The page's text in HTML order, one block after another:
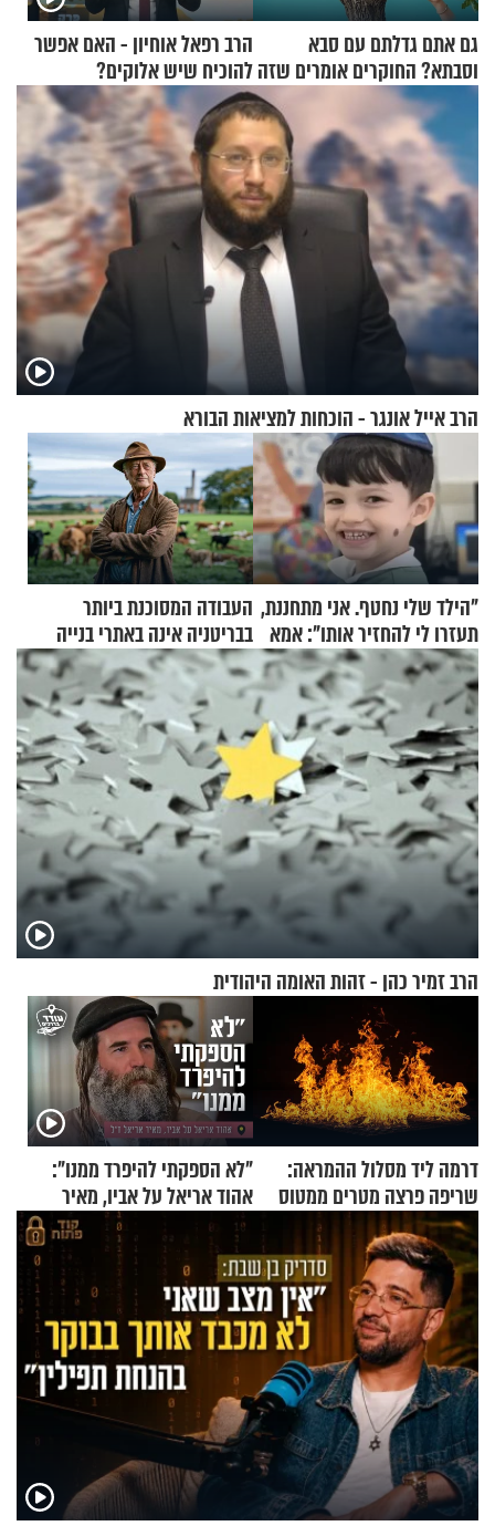
גם אתם גדלתם עם סבא
וסבתא? החוקרים אומרים שזה
מתכון מנצח
הרב רפאל אוחיון - האם אפשר
להוכיח שיש אלוקים?
הרב אייל אונגר - הוכחות למציאות הבורא
"הילד שלי נחטף. אני מתחננת,
תעזרו לי להחזיר אותו": אמא
של יובל בן ה-4 בריאיון דומע
העבודה המסוכנת ביותר
בבריטניה אינה באתרי בנייה
אלא דווקא בשדות
הרב זמיר כהן - זהות האומה היהודית
דרמה ליד מסלול ההמראה:
שריפה פרצה מטרים ממטוס
מלא בנוסעים
"לא הספקתי להיפרד ממנו":
אהוד אריאל על אביו, מאיר
אריאל ז"ל